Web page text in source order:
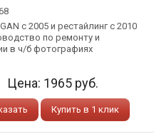
с 2005 и рестайлинг с 2010
по ремонту и
в ч/б фотографиях
Цена: 1965 руб.
Купить в 1 клик